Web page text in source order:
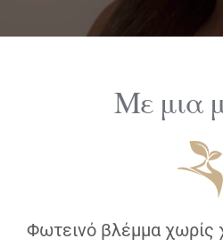
Με μια
Φωτεινό βλέμμα χωρίς